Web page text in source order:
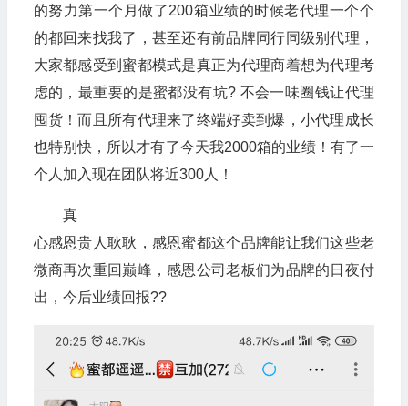
的努力第一个月做了200箱业绩的时候老代理一个个
的都回来找我了，甚至还有前品牌同行同级别代理，
大家都感受到蜜都模式是真正为代理商着想为代理考
虑的，最重要的是蜜都没有坑? 不会一味圈钱让代理
囤货！而且所有代理来了终端好卖到爆，小代理成长
也特别快，所以才有了今天我2000箱的业绩！有了一
个人加入现在团队将近300人！
真
心感恩贵人耿耿，感恩蜜都这个品牌能让我们这些老
微商再次重回巅峰，感恩公司老板们为品牌的日夜付
出，今后业绩回报??